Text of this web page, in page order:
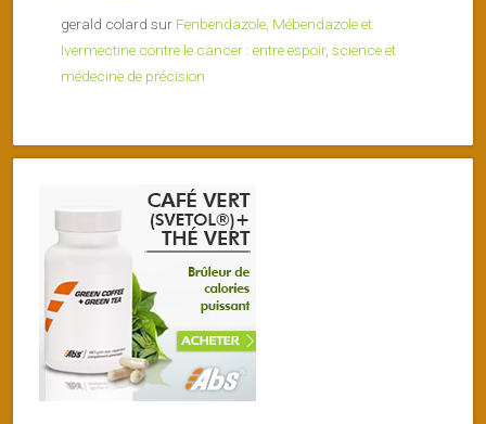
gerald colard sur Fenbendazole, Mébendazole et
Ivermectine contre le cancer : entre espoir, science et
médecine de précision